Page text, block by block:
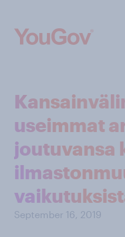
useimmat
joutuvansa
September 16, 2019